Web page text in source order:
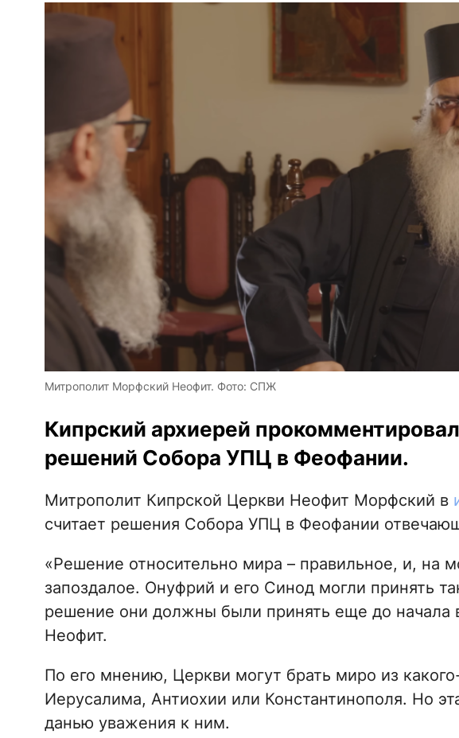
Митрополит Морфский Неофит. Фото: СПЖ
Кипрский архиерей
решений Собора УПЦ в Феофании.
Митрополит Кипрской Церкви Неофит Морфский в
считает решения Собора УПЦ в Феофании
«Решение относительно мира – правильное, и, на
запоздалое. Онуфрий и его Синод могли принять
решение они должны были принять еще до начала
Неофит.
По его мнению, Церкви могут брать миро из
Иерусалима, Антиохии или Константинополя. Но
данью уважения к ним.